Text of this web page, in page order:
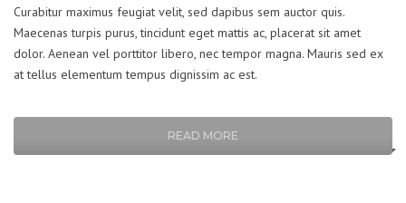
Curabitur maximus feugiat velit, sed dapibus sem auctor quis.
Maecenas turpis purus, tincidunt eget mattis ac, placerat sit amet
dolor. Aenean vel porttitor libero, nec tempor magna. Mauris sed ex
at tellus elementum tempus dignissim ac est.
READ MORE